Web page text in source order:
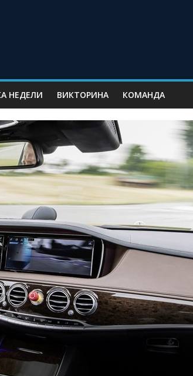
НЕДЕЛИ ВИКТОРИНА КОМАНДА